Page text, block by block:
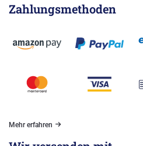
Zahlungsmethoden
Mehr erfahren